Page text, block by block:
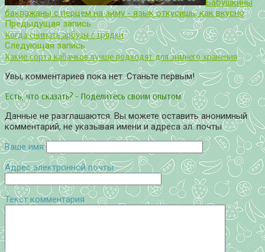
Бабушкины
баклажаны с перцем на зиму - язык откусишь, как вкусно
Предыдущая запись
Когда снимать арбузы с грядки
Следующая запись
Какие сорта кабачков лучше подходят для зимнего хранения
Увы, комментариев пока нет. Станьте первым!
Есть, что сказать? - Поделитесь своим опытом
Данные не разглашаются. Вы можете оставить анонимный
комментарий, не указывая имени и адреса эл. почты
Ваше имя
Адрес электронной почты
Текст комментария